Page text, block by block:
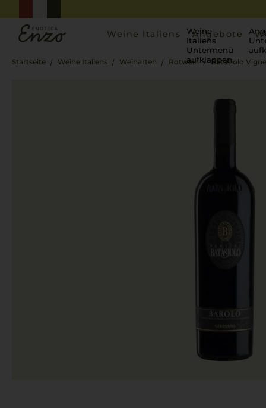
Weine Italiens
Weine
Italiens
Untermenü
aufklappen
Angebote
Startseite Weine Italiens Weinarten Rotwein Batasiolo